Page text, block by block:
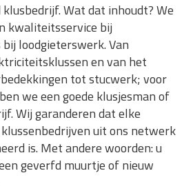
Wat dat inhoudt? We
kwaliteitsservice bij
loodgieterswerk. Van
en van het
tot stucwerk; voor
we een goede klusjesman of
Wij garanderen dat elke
uit ons netwerk
is. Met andere woorden: u
geverfd muurtje of nieuw